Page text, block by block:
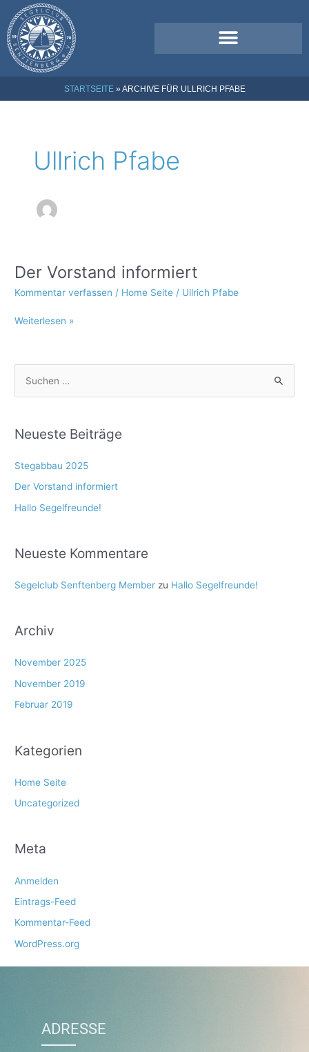
Inhalt
springen
STARTSEITE» ARCHIVE FÜR ULLRICH PFABE
Ullrich Pfabe
Der Vorstand informiert
Kommentar verfassen / Home Seite / Ullrich Pfabe
Der
informiert
Weiterlesen »
h
a
h
Neueste Beiträge
Stegabbau 2025
Der Vorstand informiert
Hallo Segelfreunde!
Neueste Kommentare
Segelclub Senftenberg Member zu Hallo Segelfreunde!
Archiv
November 2025
November 2019
Februar 2019
Kategorien
Home Seite
Uncategorized
Meta
Anmelden
Eintrags-Feed
Kommentar-Feed
WordPress.org
ADRESSE